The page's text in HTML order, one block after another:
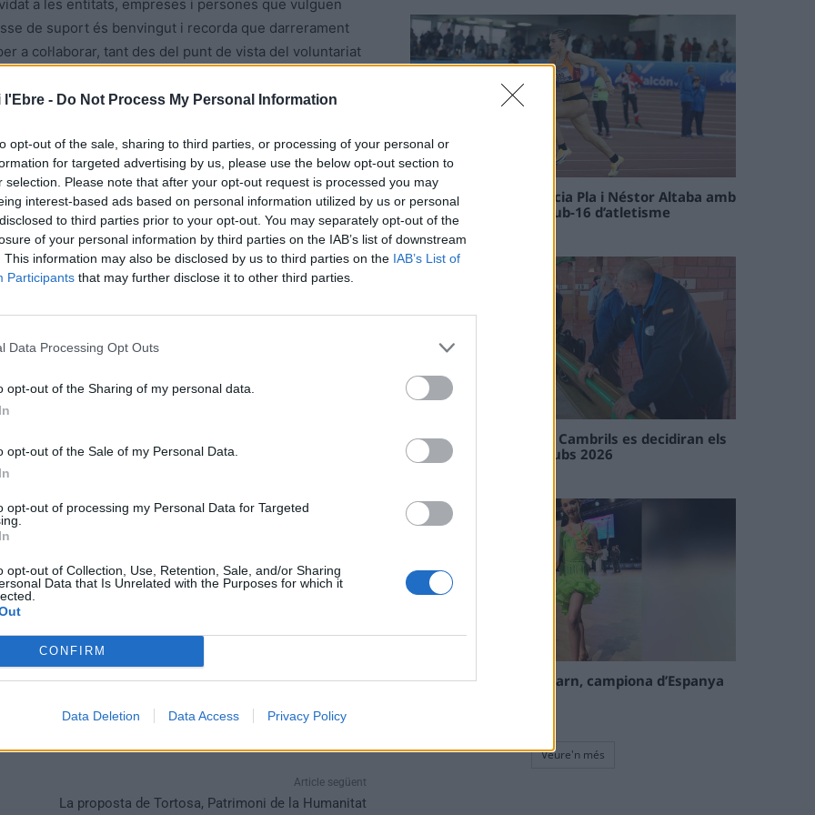
l'Ebre - Do Not Process My Personal Information
opt-out of the sale, sharing to third parties, or processing of your personal or
for targeted advertising by us, please use the below opt-out section to
selection. Please note that after your opt-out request is processed you may
interest-based ads based on personal information utilized by us or personal
to third parties prior to your opt-out. You may separately opt-out of the
of your personal information by third parties on the IAB’s list of downstream
This information may also be disclosed by us to third parties on the IAB’s List of
Participants that may further disclose it to other third parties.
Data Processing Opt Outs
opt-out of the Sharing of my personal data.
opt-out of the Sale of my Personal Data.
opt-out of processing my Personal Data for Targeted
opt-out of Collection, Use, Retention, Sale, and/or Sharing
Data that Is Unrelated with the Purposes for which it
CONFIRM
Data Deletion Data Access Privacy Policy
a les entitats, empreses i persones que vulguen
de suport és benvingut i recorda que darrerament
a col·laborar, tant des del punt de vista del voluntariat
famílies, però també “cercar els suports necessaris
és treballar per la inclusió social dels seus
i social de les persones amb diversitat funcional
celebració del Carnaval, el Mercat a la Plaça o les
i convenis amb administracions locals, entitats o
escoles del territori amb qui s’han impulsat
que APASA ha dut a terme amb la
de la ciutat, de futbol, handbol, escacs,
Club Esportiu Amposta i la Cabanya de la Ràpita. Un
“quan acaben l’escola, puguen fer activitats de
i que permeten i faciliten fer activitats,
la diversitat. Estem molt contents del suport
la societat civil, l’hospital…”, tanca.
Article següent
La proposta de Tortosa, Patrimoni de la Humanitat
Paula Sintorres, Patrícia Pla i Néstor Altaba amb
la selecció catalana sub-16 d’atletisme
08 maig 2026
En les tirades de Flix i Cambrils es decidiran els
campions de l’Interclubs 2026
La tortosina Cinta Talarn, campiona d’Espanya
Veure'n més